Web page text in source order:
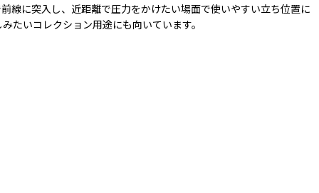
線に突入し、近距離で圧力をかけたい場面で使いやすい立ち位置に
たいコレクション用途にも向いています。